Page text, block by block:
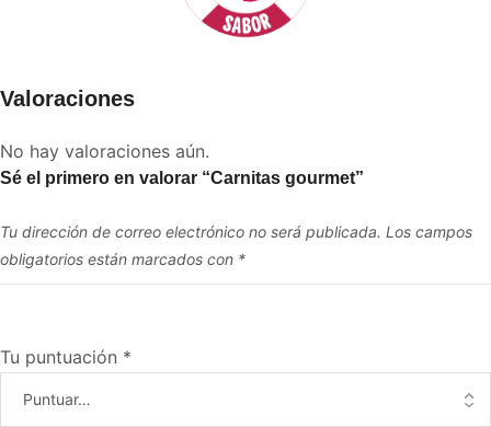
Valoraciones
No hay valoraciones aún.
Sé el primero en valorar “Carnitas gourmet”
Tu dirección de correo electrónico no será publicada. Los campos
obligatorios están marcados con *
Tu puntuación *